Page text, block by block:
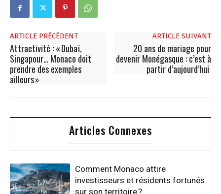
ARTICLE PRÉCÉDENT
Attractivité : « Dubaï,
Singapour… Monaco doit
prendre des exemples
ailleurs »
ARTICLE SUIVANT
20 ans de mariage pour
devenir Monégasque : c’est à
partir d’aujourd’hui
Articles Connexes
Comment Monaco attire
investisseurs et résidents fortunés
sur son territoire ?